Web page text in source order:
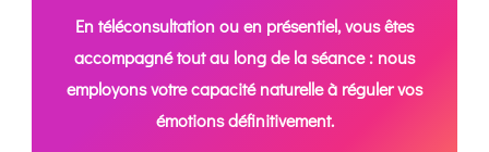
En téléconsultation ou en présentiel, vous êtes
accompagné tout au long de la séance : nous
employons votre capacité naturelle à réguler vos
émotions définitivement.